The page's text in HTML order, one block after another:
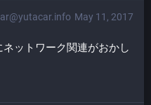
May 11, 2017
ットワーク関連がおかし